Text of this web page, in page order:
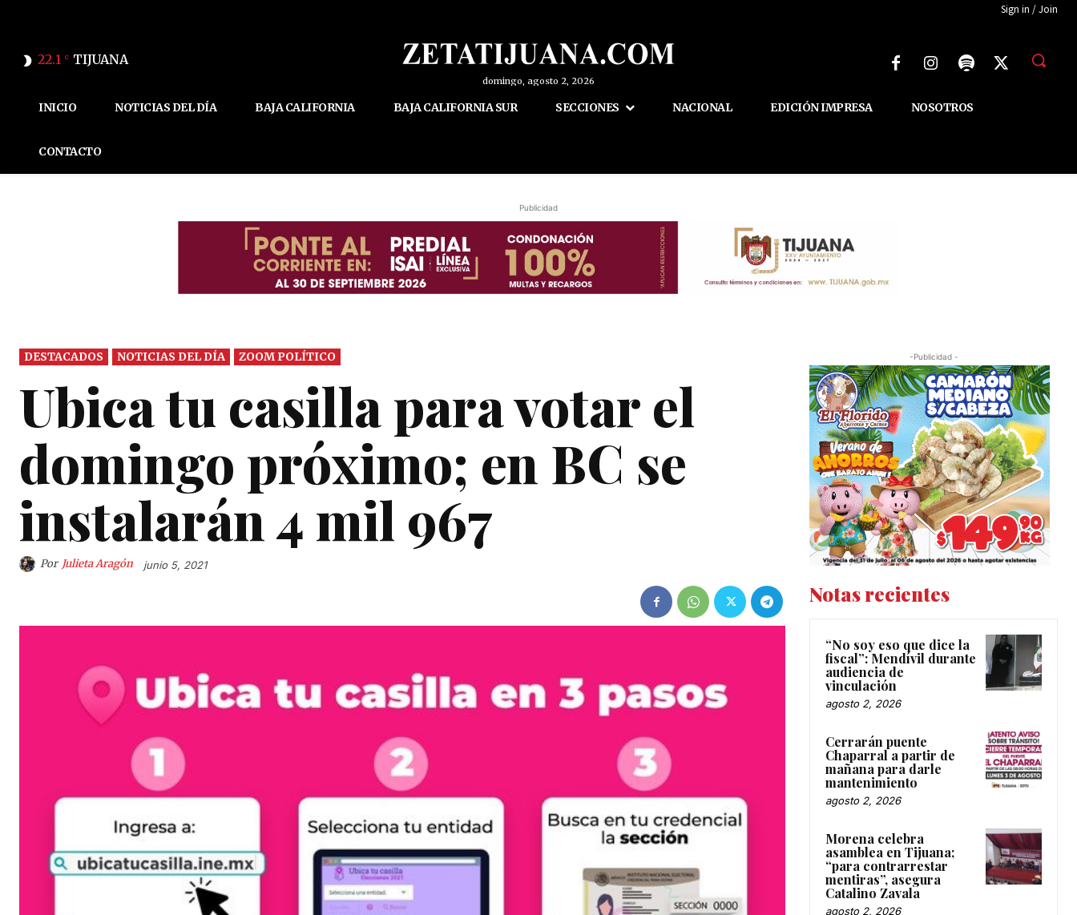
Sign in / Join
22.1 C TIJUANA
domingo, agosto 2, 2026
INICIO NOTICIAS DEL DÍA BAJA CALIFORNIA BAJA CALIFORNIA SUR SECCIONES NACIONAL EDICIÓN IMPRESA NOSOTROS
CONTACTO
Publicidad
DESTACADOS NOTICIAS DEL DÍA ZOOM POLÍTICO
Ubica tu casilla para votar el
domingo próximo; en BC se
instalarán 4 mil 967
Por Julieta Aragón junio 5, 2021
-Publicidad -
Notas recientes
“No soy eso que dice la
fiscal”: Mendívil durante
audiencia de
vinculación
agosto 2, 2026
Cerrarán puente
Chaparral a partir de
mañana para darle
mantenimiento
agosto 2, 2026
Morena celebra
asamblea en Tijuana;
“para contrarrestar
mentiras”, asegura
Catalino Zavala
agosto 2, 2026